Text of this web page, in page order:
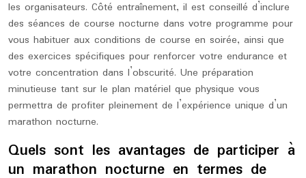
les organisateurs. Côté entraînement, il est conseillé d’inclure
des séances de course nocturne dans votre programme pour
vous habituer aux conditions de course en soirée, ainsi que
des exercices spécifiques pour renforcer votre endurance et
votre concentration dans l’obscurité. Une préparation
minutieuse tant sur le plan matériel que physique vous
permettra de profiter pleinement de l’expérience unique d’un
marathon nocturne.
Quels sont les avantages de participer à
un marathon nocturne en termes de